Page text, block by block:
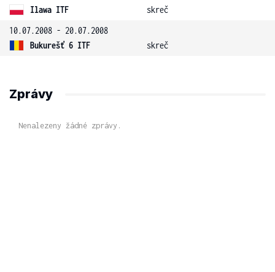
Ilawa ITF
skreč
10.07.2008 - 20.07.2008
Bukurešť 6 ITF
skreč
Zprávy
Nenalezeny žádné zprávy.